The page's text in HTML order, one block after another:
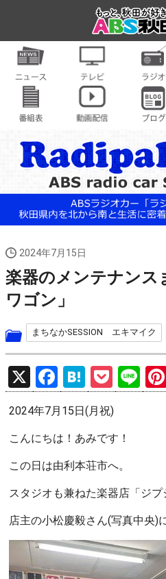
2024年7月15日
楽器のメンテナンス
ワゴン」
まちなかSESSION エキマイク
X
F
a
ce
b
o
o
k
H
at
e
n
a
P
o
ck
et
Li
n
2024年7月15日(月祝)
こんにちは！あみです！
この日は由利本荘市へ。
スタジオも兼ねた楽器店「ジプ
店主の小松慶毅さん(写真中央)